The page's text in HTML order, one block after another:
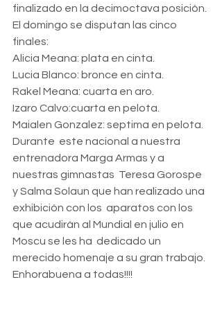
finalizado en la decimoctava posición.
El domingo se disputan las cinco
finales:
Alicia Meana: plata en cinta.
Lucia Blanco: bronce en cinta.
Rakel Meana: cuarta en aro.
Izaro Calvo:cuarta en pelota.
Maialen Gonzalez: septima en pelota.
Durante  este nacional a nuestra
entrenadora Marga Armas y a
nuestras gimnastas  Teresa Gorospe
y Salma Solaun que han realizado una
exhibición con los  aparatos con los
que acudirán al Mundial en julio en
Moscu se les ha  dedicado un
merecido homenaje a su gran trabajo.
Enhorabuena a todas!!!!